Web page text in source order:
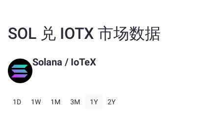
SOL 兑 IOTX 市场数据
Solana / IoTeX
1D 1W 1M 3M 1Y 2Y